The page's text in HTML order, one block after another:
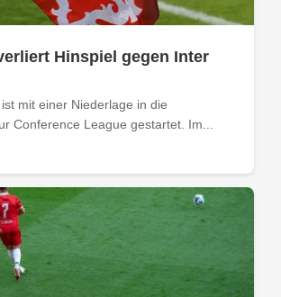
Hinspiel gegen Inter
mit einer Niederlage in die
Conference League gestartet. Im...